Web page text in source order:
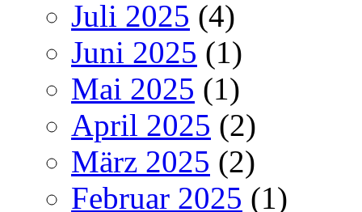
Juli 2025 (4)
Juni 2025 (1)
Mai 2025 (1)
April 2025 (2)
März 2025 (2)
Februar 2025 (1)